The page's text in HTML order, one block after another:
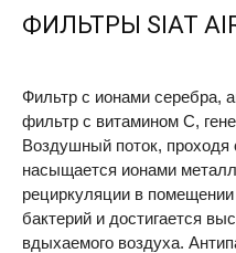
ФИЛЬТРЫ SIAT
Фильтр с ионами серебра,
фильтр с витамином С,
Воздушный поток, проходя
насыщается ионами
рециркуляции в помещении
бактерий и достигается
вдыхаемого воздуха.